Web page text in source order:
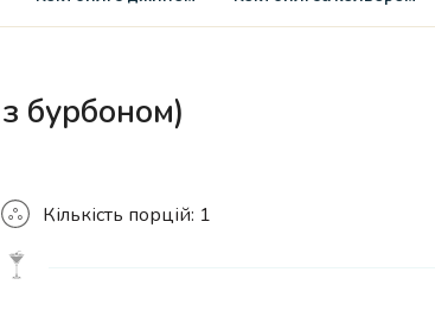
бурбоном)
Кількість
Кількість порцій: 1